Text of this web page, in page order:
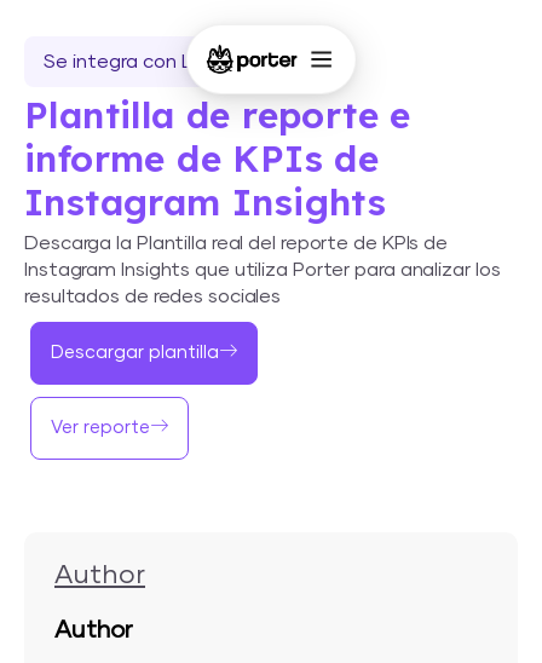
Se integra con Looker Studio
Plantilla de reporte e
informe de KPIs de
Instagram Insights
Descarga la Plantilla real del reporte de KPIs de
Instagram Insights que utiliza Porter para analizar los
resultados de redes sociales
Descargar plantilla
Ver reporte
Author
Author